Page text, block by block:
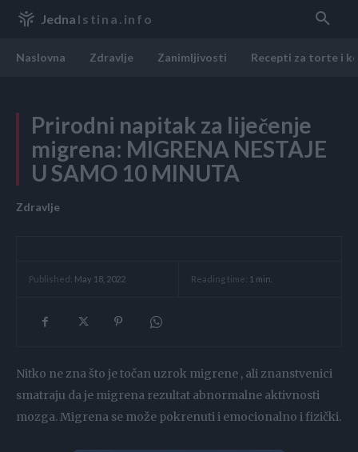
Jedna Istina.info
Naslovna Zdravlje Zanimljivosti Recepti za torte i
Prirodni napitak za liječenje
migrena: MIGRENA NESTAJE
U SAMO 10 MINUTA
Zdravlje
Published: May 18, 2022 Reading time: 1 min.
Nitko ne zna što je točan uzrok migrene , ali znanstvenici
smatraju da je migrena rezultat abnormalne aktivnosti
mozga. Migrena se može pokrenuti i emocionalno i fizički.